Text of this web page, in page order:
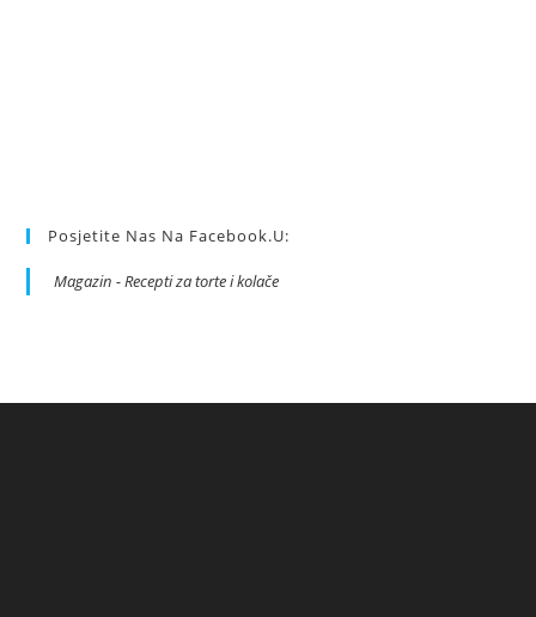
Posjetite Nas Na Facebook.u:
Magazin - Recepti za torte i kolače